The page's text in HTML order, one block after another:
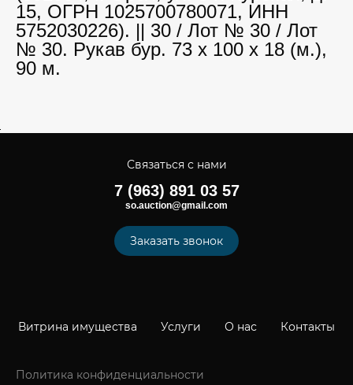
15, ОГРН 1025700780071, ИНН
5752030226). || 30 / Лот № 30 / Лот
№ 30. Рукав бур. 73 х 100 х 18 (м.),
90 м.
Витрина имущества Услуги О нас Контакты
Политика конфиденциальности
Связаться с нами
7 (963) 891 03 57
so.auction@gmail.com
Заказать звонок